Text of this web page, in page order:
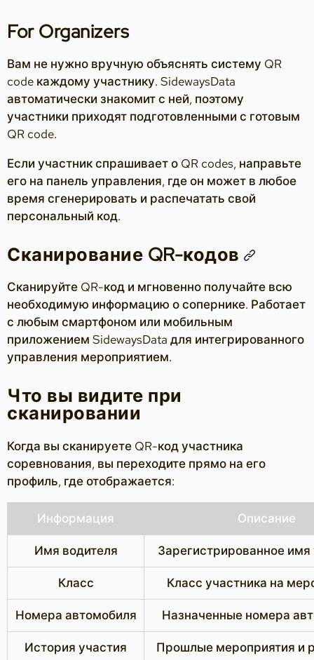
For Organizers
Вам не нужно вручную объяснять систему QR
code каждому участнику. SidewaysData
автоматически знакомит с ней, поэтому
участники приходят подготовленными с готовым
QR code.
Если участник спрашивает о QR codes, направьте
его на панель управления, где он может в любое
время сгенерировать и распечатать свой
персональный код.
Сканирование QR-кодов
Сканируйте QR-код и мгновенно получайте всю
необходимую информацию о сопернике. Работает
с любым смартфоном или мобильным
приложением SidewaysData для интегрированного
управления мероприятием.
Что вы видите при
сканировании
Когда вы сканируете QR-код участника
соревнования, вы переходите прямо на его
профиль, где отображается:
Информация Описание
Имя водителя Зарегистрированное имя
Класс Класс участника на
Номера автомобиля Назначенные номера
История участия Прошлые мероприятия и